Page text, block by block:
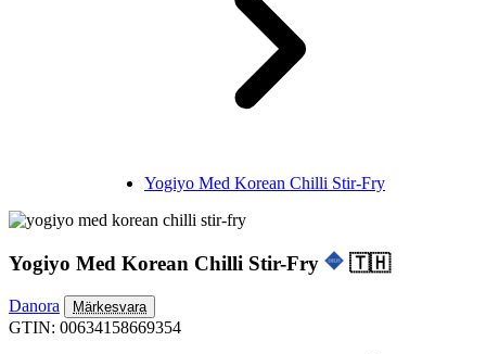
Yogiyo Med Korean Chilli Stir-Fry
Yogiyo Med Korean Chilli Stir-Fry 🇹🇭
Danora Märkesvara
GTIN: 00634158669354